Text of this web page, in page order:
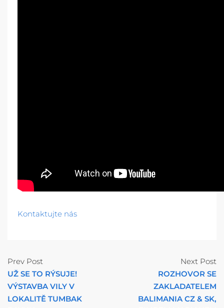
Kontaktujte nás
Prev Post
UŽ SE TO RÝSUJE!
VÝSTAVBA VILY V
LOKALITĚ TUMBAK
Next Post
ROZHOVOR SE
ZAKLADATELEM
BALIMANIA CZ & SK,